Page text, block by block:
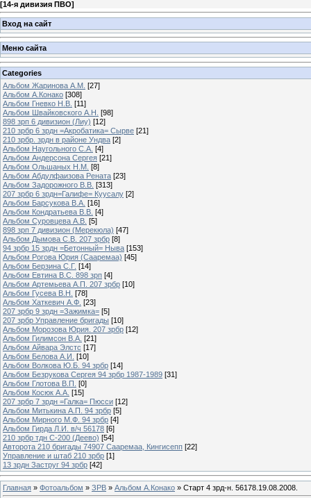
[14-я дивизия ПВО]
Вход на сайт
Меню сайта
Categories
Альбом Жаринова А.М. [27]
Альбом А.Конако [308]
Альбом Гневко Н.В. [11]
Альбом Швайковского А.Н. [98]
898 зрп 6 дивизион (Лиу) [12]
210 зрбр 6 зрдн =Акробатика= Сырве [21]
210 зрбр. зрдн в районе Ундва [2]
Альбом Наугольного С.А. [4]
Альбом Андерсона Сергея [21]
Альбом Ольшаных Н.М. [8]
Альбом Абдулфаизова Рената [23]
Альбом Задорожного В.В. [313]
207 зрбр 6 зрдн=Галифе= Куусалу [2]
Альбом Барсукова В.А. [16]
Альбом Кондратьева В.В. [4]
Альбом Суровцева А.В. [5]
898 зрп 7 дивизион (Мерекюла) [47]
Альбом Дымова С.В. 207 зрбр [8]
94 зрбр 15 зрдн =Бетонный= Ныва [153]
Альбом Рогова Юрия (Сааремаа) [45]
Альбом Берзина С.Г. [14]
Альбом Евтина В.С. 898 зрп [4]
Альбом Артемьева А.П. 207 зрбр [10]
Альбом Гусева В.Н. [78]
Альбом Хаткевич А.Ф. [23]
207 зрбр 9 зрдн =Зажимка= [5]
207 зрбр Управление бригады [10]
Альбом Морозова Юрия. 207 зрбр [12]
Альбом Гилимсон В.А. [21]
Альбом Айвара Элстс [17]
Альбом Белова А.И. [10]
Альбом Волкова Ю.Б. 94 зрбр [14]
Альбом Безрукова Сергея 94 зрбр 1987-1989 [31]
Альбом Глотова В.П. [0]
Альбом Косюк А.А. [15]
207 зрбр 7 зрдн =Галка= Пюсси [12]
Альбом Митькина А.П. 94 зрбр [5]
Альбом Мирного М.Ф. 94 зрбр [4]
Альбом Гирда Л.И. в/ч 56178 [6]
210 зрбр тдн С-200 (Деево) [54]
Авторота 210 бригады 74907 Сааремаа, Кингисепп [22]
Управление и штаб 210 зрбр [1]
13 зрдн Заструг 94 зрбр [42]
Главная » Фотоальбом » ЗРВ » Альбом А.Конако » Старт 4 зрд-н. 56178.19.08.2008.